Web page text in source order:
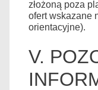
złożoną poza
ofert wskazane
orientacyjne).
V.